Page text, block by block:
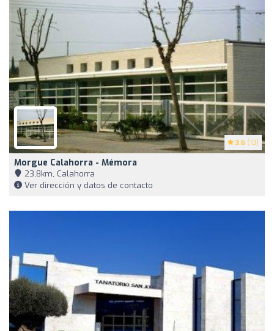
3.6 (10)
Morgue Calahorra - Mémora
23,8km, Calahorra
Ver dirección y datos de contacto